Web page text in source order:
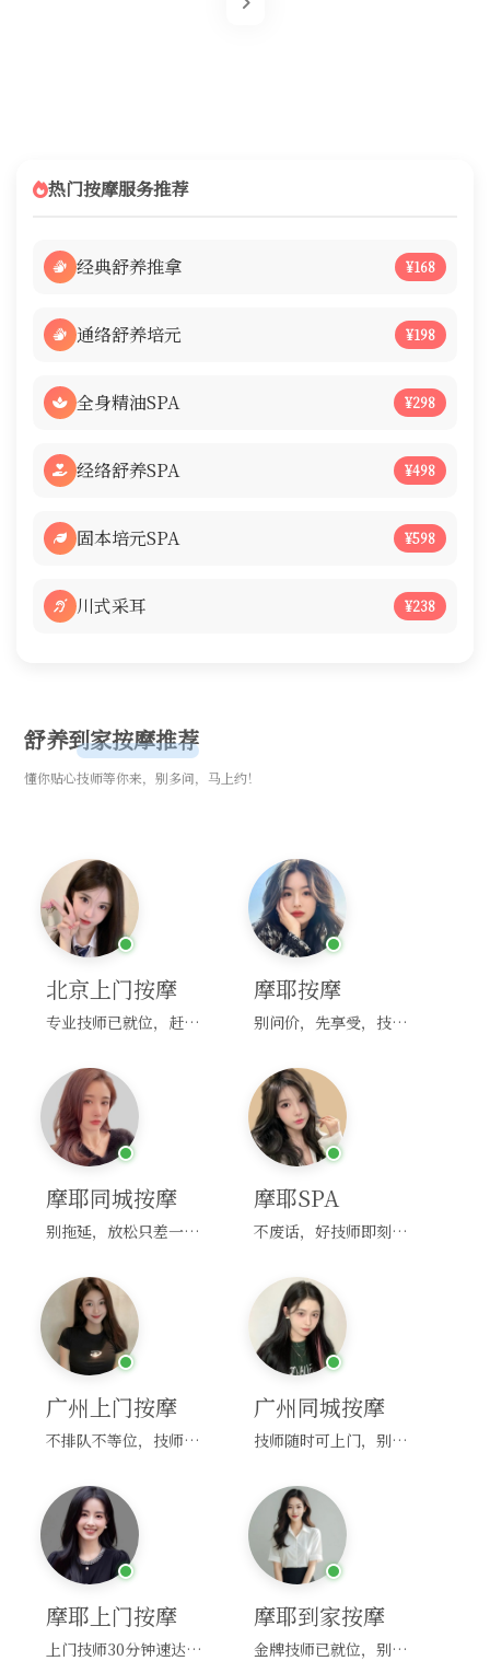
热门按摩服务推荐
经典舒养推拿 ¥168
通络舒养培元 ¥198
全身精油SPA ¥298
经络舒养SPA ¥498
固本培元SPA ¥598
川式采耳 ¥238
舒养到家按摩推荐
懂你贴心技师等你来，别多问，马上约！
北京上门按摩
专业技师已就位，赶紧下单！
摩耶按摩
别问价，先享受，技师马上到！
摩耶同城按摩
别拖延，放松只差一次点击！
摩耶SPA
不废话，好技师即刻上门，约！
广州上门按摩
不排队不等位，技师直奔你家！
广州同城按摩
技师随时可上门，别啰嗦，赶紧约！
摩耶上门按摩
上门技师30分钟速达，别问，快约！
摩耶到家按摩
金牌技师已就位，别纠结，马上预约！